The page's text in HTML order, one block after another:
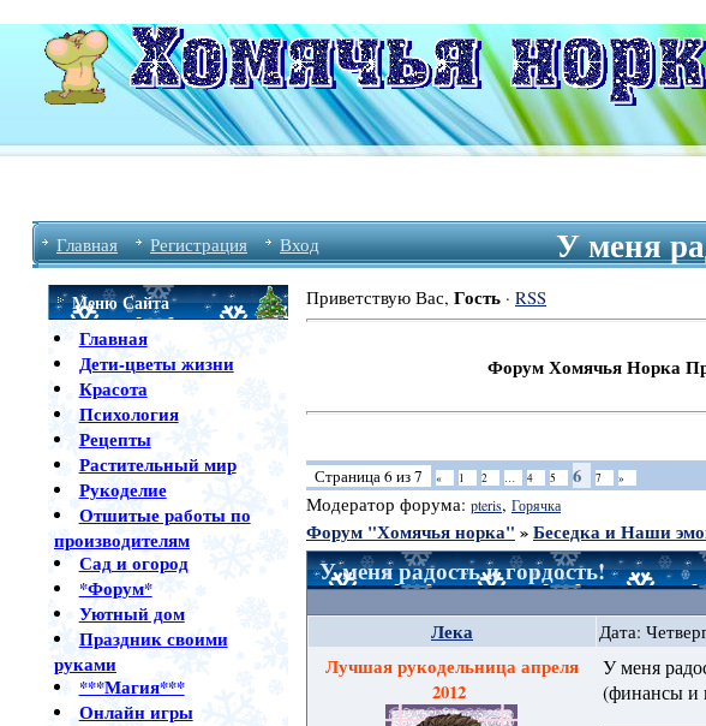
Главная Регистрация Вход У меня
Меню Сайта
Главная
Дети-цветы жизни
Красота
Психология
Рецепты
Растительный мир
Рукоделие
Отшитые работы по
производителям
Сад и огород
*Форум*
Уютный дом
Праздник своими
руками
***Магия***
Онлайн игры
Приветствую Вас, Гость· RSS
Форум Хомячья Норка
Страница6из7 « 1 2 … 4 5 6 7 »
Модератор форума: pteris, Горячка
Форум "Хомячья норка" »Беседка и Наши
У меня радость и гордость!
Лека Дата:
Лучшая рукодельница апреля
2012
У меня
(финансы и